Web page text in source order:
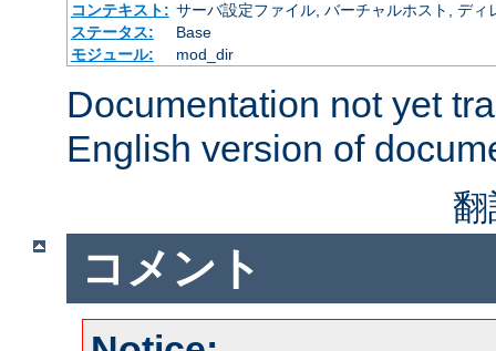
コンテキスト: サーバ設定ファイル, バーチャルホスト, ディ
ステータス:
Base
モジュール:
mod_dir
Documentation not yet
English version of
コメント